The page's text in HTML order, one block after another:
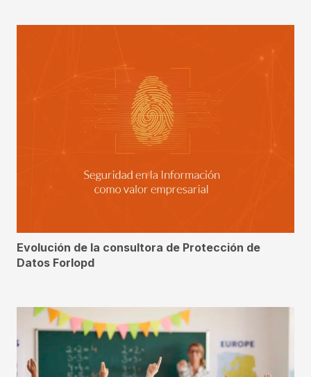
Evolución de la consultora de Protección de
Datos Forlopd